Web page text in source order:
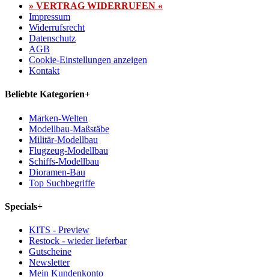
» VERTRAG WIDERRUFEN «
Impressum
Widerrufsrecht
Datenschutz
AGB
Cookie-Einstellungen anzeigen
Kontakt
Beliebte Kategorien+
Marken-Welten
Modellbau-Maßstäbe
Militär-Modellbau
Flugzeug-Modellbau
Schiffs-Modellbau
Dioramen-Bau
Top Suchbegriffe
Specials+
KITS - Preview
Restock - wieder lieferbar
Gutscheine
Newsletter
Mein Kundenkonto